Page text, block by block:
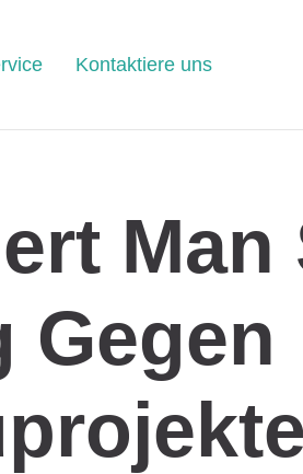
Kontaktiere uns
Man
Gegen